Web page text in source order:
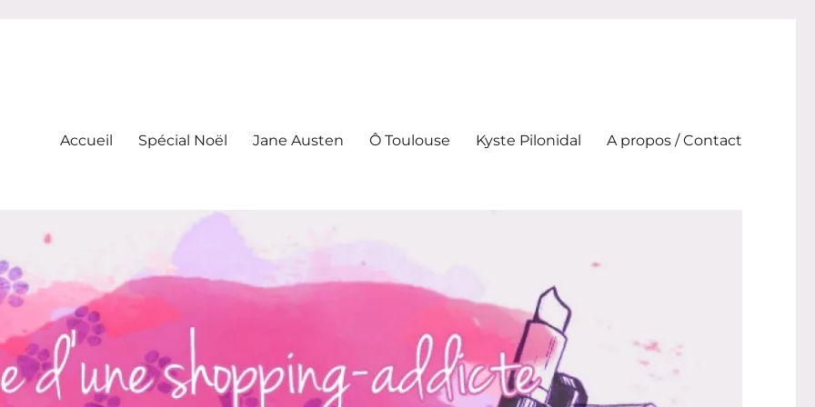
Accueil Spécial Noël Jane Austen Ô Toulouse Kyste Pilonidal A propos / Contact